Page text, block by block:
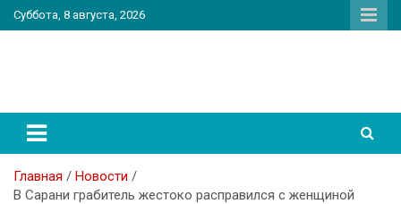
Перейти
к
Суббота, 8 августа, 2026
Главная
Новости
В Сарани грабитель жестоко расправился с женщиной